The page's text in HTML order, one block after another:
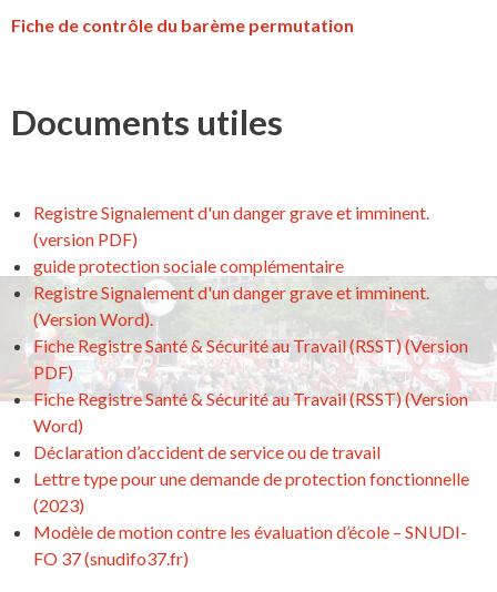
Fiche de contrôle du barème permutation
Documents utiles
Registre Signalement d'un danger grave et imminent.
(version PDF)
guide protection sociale complémentaire
Registre Signalement d'un danger grave et imminent.
(Version Word).
Fiche Registre Santé & Sécurité au Travail (RSST) (Version
PDF)
Fiche Registre Santé & Sécurité au Travail (RSST) (Version
Word)
Déclaration d’accident de service ou de travail
Lettre type pour une demande de protection fonctionnelle
(2023)
Modèle de motion contre les évaluation d’école – SNUDI-
FO 37 (snudifo37.fr)